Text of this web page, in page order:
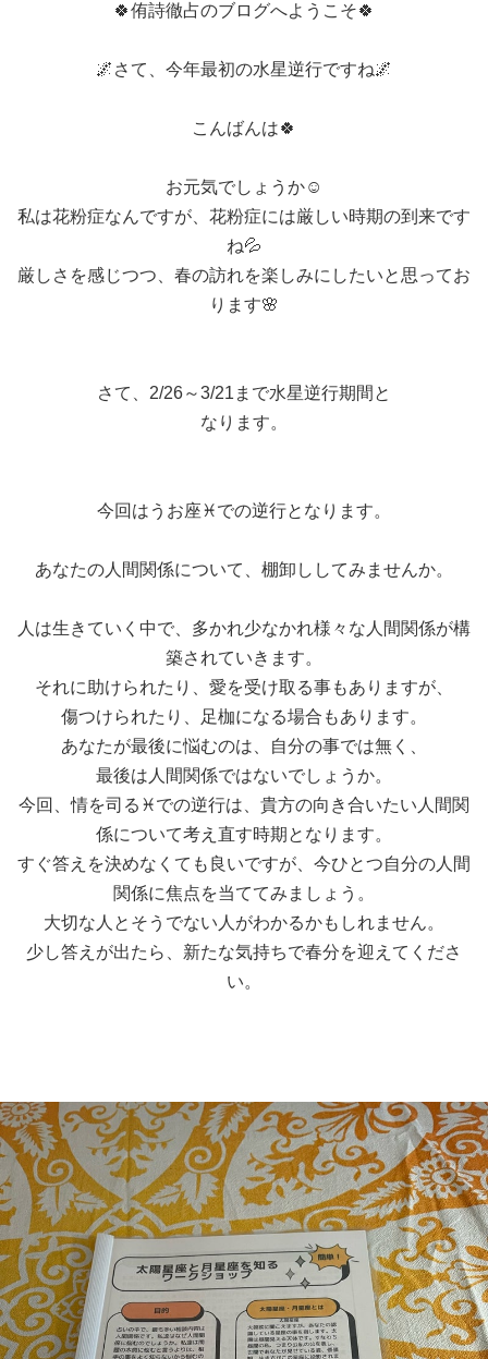
🍀侑詩徹占のブログへようこそ🍀
🌌さて、今年最初の水星逆行ですね🌌
こんばんは🍀
お元気でしょうか☺️
私は花粉症なんですが、花粉症には厳しい時期の到来です
ね💦
厳しさを感じつつ、春の訪れを楽しみにしたいと思ってお
ります🌸
さて、2/26～3/21まで水星逆行期間と
なります。
今回はうお座♓️での逆行となります。
あなたの人間関係について、棚卸ししてみませんか。
人は生きていく中で、多かれ少なかれ様々な人間関係が構
築されていきます。
それに助けられたり、愛を受け取る事もありますが、
傷つけられたり、足枷になる場合もあります。
あなたが最後に悩むのは、自分の事では無く、
最後は人間関係ではないでしょうか。
今回、情を司る♓️での逆行は、貴方の向き合いたい人間関
係について考え直す時期となります。
すぐ答えを決めなくても良いですが、今ひとつ自分の人間
関係に焦点を当ててみましょう。
大切な人とそうでない人がわかるかもしれません。
少し答えが出たら、新たな気持ちで春分を迎えてくださ
い。